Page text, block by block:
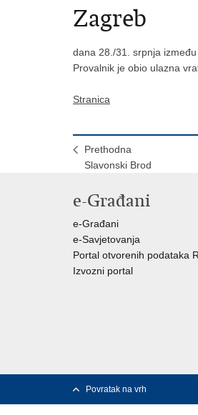
Zagreb
dana 28./31. srpnja
Provalnik je obio ulazna
Stranica
Prethodna
Slavonski Brod
e-Građani
e-Građani
e-Savjetovanja
Portal otvorenih podataka
Izvozni portal
Povratak na vrh